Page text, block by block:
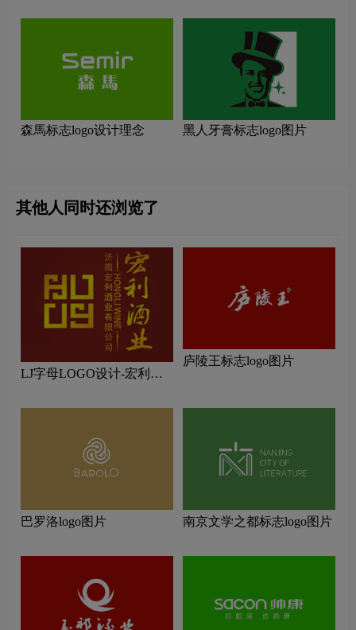
森馬标志logo设计理念 黑人牙膏标志logo图片
其他人同时还浏览了
LJ字母LOGO设计-宏利酒
庐陵王标志logo图片
巴罗洛logo图片 南京文学之都标志logo图片